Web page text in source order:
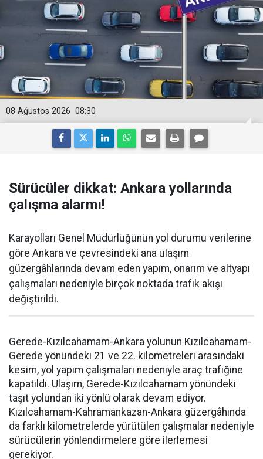
08:30
08 Ağustos 2026
Sürücüler dikkat: Ankara yollarında
çalışma alarmı!
Karayolları Genel Müdürlüğünün yol durumu verilerine
göre Ankara ve çevresindeki ana ulaşım
güzergâhlarında devam eden yapım, onarım ve altyapı
çalışmaları nedeniyle birçok noktada trafik akışı
değiştirildi.
Gerede-Kızılcahamam-Ankara yolunun Kızılcahamam-
Gerede yönündeki 21 ve 22. kilometreleri arasındaki
kesim, yol yapım çalışmaları nedeniyle araç trafiğine
kapatıldı. Ulaşım, Gerede-Kızılcahamam yönündeki
taşıt yolundan iki yönlü olarak devam ediyor.
Kızılcahamam-Kahramankazan-Ankara güzergâhında
da farklı kilometrelerde yürütülen çalışmalar nedeniyle
sürücülerin yönlendirmelere göre ilerlemesi
gerekiyor.